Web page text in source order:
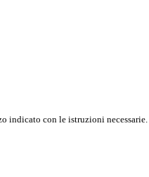
indicato con le istruzioni necessarie.